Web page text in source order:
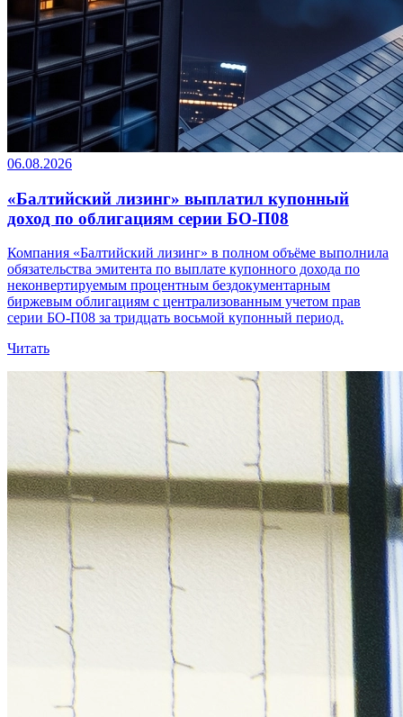
06.08.2026
«Балтийский лизинг» выплатил купонный
доход по облигациям серии БО-П08
Компания «Балтийский лизинг» в полном объёме выполнила
обязательства эмитента по выплате купонного дохода по
неконвертируемым процентным бездокументарным
биржевым облигациям с централизованным учетом прав
серии БО-П08 за тридцать восьмой купонный период.
Читать